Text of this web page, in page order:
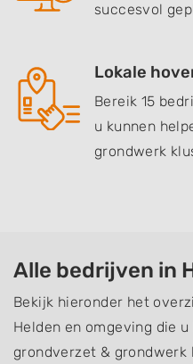
succesvol
Lokale
Bereik 15
u kunnen
grondwerk
Alle bedrijven in
Bekijk hieronder het
Helden en omgeving die
grondverzet & grondwerk